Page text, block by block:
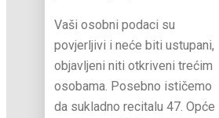
Vaši osobni podaci su
povjerljivi i neće biti ustupani,
objavljeni niti otkriveni trećim
osobama. Posebno ističemo
da sukladno recitalu 47. Opće